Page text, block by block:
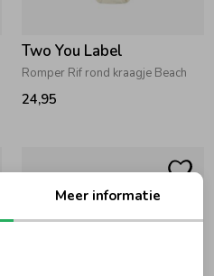
Two You Label
Romper Rif rond kraagje Beach
24,95
Meer informatie